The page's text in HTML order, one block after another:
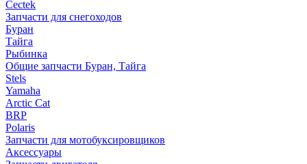
Cectek
Запчасти для снегоходов
Буран
Тайга
Рыбинка
Общие запчасти Буран, Тайга
Stels
Yamaha
Arctic Cat
BRP
Polaris
Запчасти для мотобуксировщиков
Аксессуары